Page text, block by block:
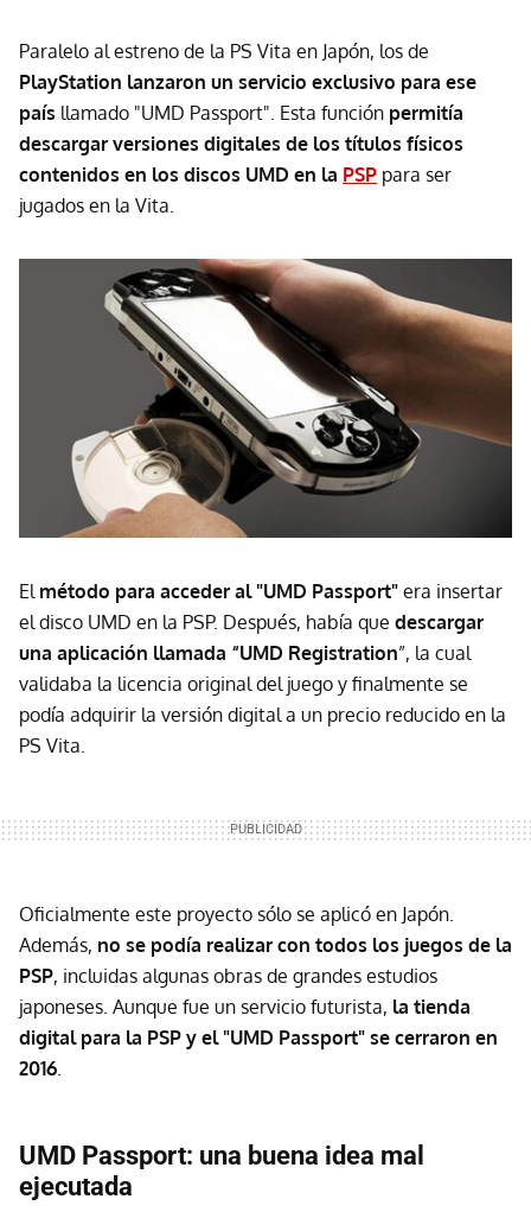
Paralelo al estreno de la PS Vita en Japón, los de
PlayStation lanzaron un servicio exclusivo para ese
país llamado "UMD Passport". Esta función permitía
descargar versiones digitales de los títulos físicos
contenidos en los discos UMD en la PSP para ser
jugados en la Vita.
El método para acceder al "UMD Passport" era insertar
el disco UMD en la PSP. Después, había que descargar
una aplicación llamada “UMD Registration”, la cual
validaba la licencia original del juego y finalmente se
podía adquirir la versión digital a un precio reducido en la
PS Vita.
Oficialmente este proyecto sólo se aplicó en Japón.
Además, no se podía realizar con todos los juegos de la
PSP, incluidas algunas obras de grandes estudios
japoneses. Aunque fue un servicio futurista, la tienda
digital para la PSP y el "UMD Passport" se cerraron en
2016.
UMD Passport: una buena idea mal
ejecutada